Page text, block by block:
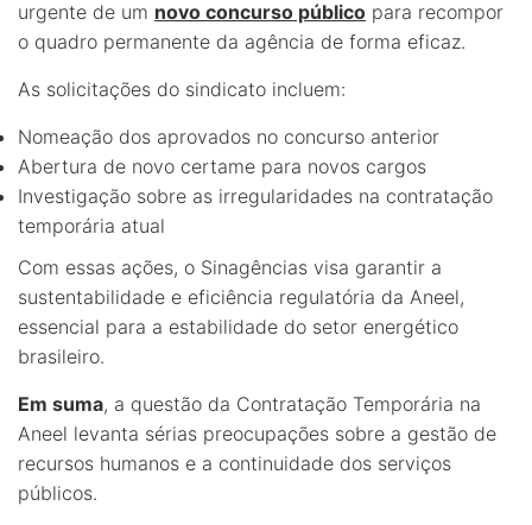
urgente de um novo concurso público para recompor
o quadro permanente da agência de forma eficaz.
As solicitações do sindicato incluem:
Nomeação dos aprovados no concurso anterior
Abertura de novo certame para novos cargos
Investigação sobre as irregularidades na contratação
temporária atual
Com essas ações, o Sinagências visa garantir a
sustentabilidade e eficiência regulatória da Aneel,
essencial para a estabilidade do setor energético
brasileiro.
Em suma, a questão da Contratação Temporária na
Aneel levanta sérias preocupações sobre a gestão de
recursos humanos e a continuidade dos serviços
públicos.